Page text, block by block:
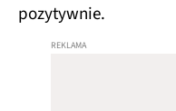
pozytywnie.